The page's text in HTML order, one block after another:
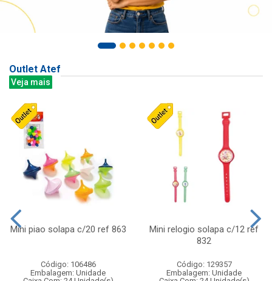
Outlet Atef
Veja mais
Mini piao solapa c/20 ref 863
Código: 106486
Embalagem: Unidade
Mini relogio solapa c/12 ref
832
Código: 129357
Embalagem: Unidade